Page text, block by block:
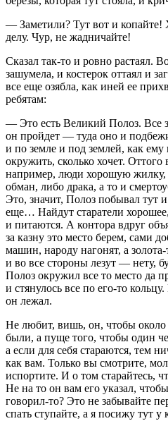
— Заметили? Тут вот и копайте!
делу. Чур, не жадничайте!
Сказал так-то и ровно растаял.
зашумела, и костерок оттаял и
все еще озябла, как иней ее
ребятам:
— Это есть Великий Полоз. Все
он пройдет — туда оно и
и по земле и под землей, как
окружить, сколько хочет.
например, люди хорошую жилку,
обман, либо драка, а то и
Это, значит, Полоз побывал тут
еще… Найдут старатели
и питаются. А контора вдруг
за казну это место берем, сами
машин, народу нагонят, а
и во все стороны лезут — нету,
Полоз окружил все то место да
и стянулось все по его-то
он лежал.
Не любит, вишь, он, чтобы около
были, а пуще того, чтобы один
а если для себя стараются, тем
как вам. Только вы смотрите,
испортите. И о том старайтесь,
Не на то он вам его указал,
говорил-то? Это не забывайте
спать ступайте, а я посижу тут у